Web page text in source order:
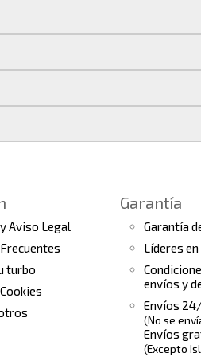
finales.
continuación).
condiciones generalespara
del pedido para que
Aviso Legal
turbo
Garantía
Garantía
Líderes
envíos y
Envíos
(No se
Envíos
(Excepto